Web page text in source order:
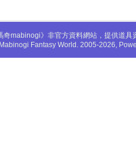
奇mabinogi》非官方資料網站，提供道
Fantasy World. 2005-2026,